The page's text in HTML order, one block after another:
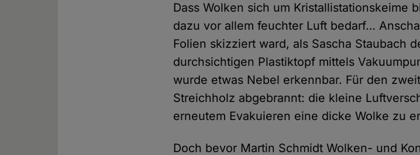
Dass Wolken sich um Kristallistationskeime
dazu vor allem feuchter Luft bedarf…
Folien skizziert ward, als Sascha Staubach
durchsichtigen Plastiktopf mittels
wurde etwas Nebel erkennbar. Für den
Streichholz abgebrannt: die kleine
erneutem Evakuieren eine dicke Wolke zu
Doch bevor Martin Schmidt Wolken- und